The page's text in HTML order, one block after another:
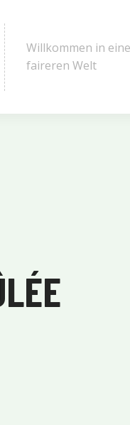
Willkommen in
faireren Welt